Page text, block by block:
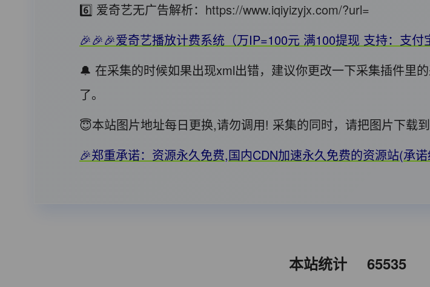
6️⃣ 爱奇艺无广告解析： https://www.iqiyizyjx.com/?url=
🎉🎉🎉爱奇艺播放计费系统（万IP=100元 满100提现 支持：支付
🔔 在采集的时候如果出现xml出错，建议你更改一下采集插件里
了。
😇本站图片地址每日更换,请勿调用! 采集的同时，请把图片下载
🎉郑重承诺：资源永久免费,国内CDN加速永久免费的资源站(承
本站统计 65535